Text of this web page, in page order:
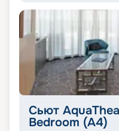
Сьют
Bedroom (A4)